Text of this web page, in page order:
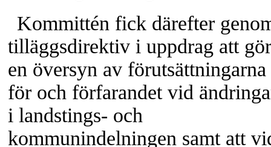
Kommittén fick därefter
tilläggsdirektiv i uppdrag att
en översyn av förutsättningarna
för och förfarandet vid
i landstings- och
kommunindelningen samt att